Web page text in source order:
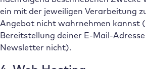
ein mit der jeweiligen Verarbeitung
Angebot nicht wahrnehmen kannst
Bereitstellung deiner E-Mail-
Newsletter nicht).